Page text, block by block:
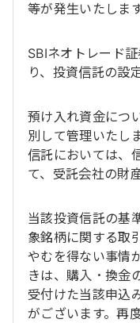
等が発生いたします
SBIネオトレード
り、投資信託の設
預け入れ資金につ
別して管理いたし
信託においては、
て、受託会社の財
当該投資信託の基
象銘柄に関する取
やむを得ない事情
きは、購入・換金
受付けた当該申込
がございます。再